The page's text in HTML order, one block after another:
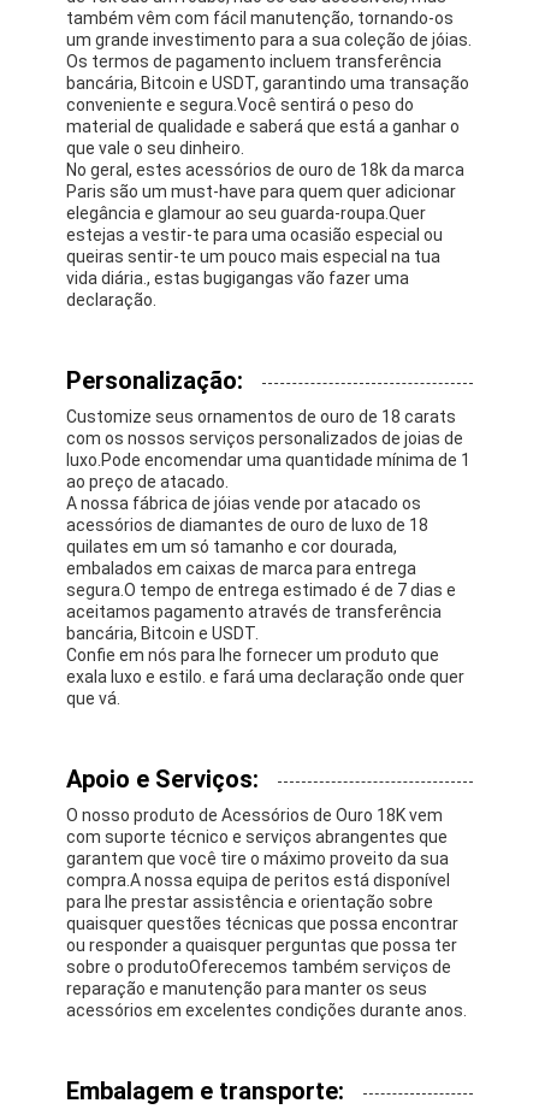
Brincos de ouro de 18K
Anéis de ouro de 18 quilates
Pulseiras de ouro 18K
joia do ouro 18K
Van Cleef Arpels
Costume mais cartier
também vêm com fácil manutenção, tornando-os
um grande investimento para a sua coleção de jóias.
Os termos de pagamento incluem transferência
bancária, Bitcoin e USDT, garantindo uma transação
conveniente e segura.Você sentirá o peso do
material de qualidade e saberá que está a ganhar o
que vale o seu dinheiro.
No geral, estes acessórios de ouro de 18k da marca
Paris são um must-have para quem quer adicionar
elegância e glamour ao seu guarda-roupa.Quer
estejas a vestir-te para uma ocasião especial ou
queiras sentir-te um pouco mais especial na tua
vida diária., estas bugigangas vão fazer uma
declaração.
Personalização:
Customize seus ornamentos de ouro de 18 carats
com os nossos serviços personalizados de joias de
luxo.Pode encomendar uma quantidade mínima de 1
ao preço de atacado.
A nossa fábrica de jóias vende por atacado os
acessórios de diamantes de ouro de luxo de 18
quilates em um só tamanho e cor dourada,
embalados em caixas de marca para entrega
segura.O tempo de entrega estimado é de 7 dias e
aceitamos pagamento através de transferência
bancária, Bitcoin e USDT.
Confie em nós para lhe fornecer um produto que
exala luxo e estilo. e fará uma declaração onde quer
que vá.
Apoio e Serviços:
O nosso produto de Acessórios de Ouro 18K vem
com suporte técnico e serviços abrangentes que
garantem que você tire o máximo proveito da sua
compra.A nossa equipa de peritos está disponível
para lhe prestar assistência e orientação sobre
quaisquer questões técnicas que possa encontrar
ou responder a quaisquer perguntas que possa ter
sobre o produtoOferecemos também serviços de
reparação e manutenção para manter os seus
acessórios em excelentes condições durante anos.
Embalagem e transporte: